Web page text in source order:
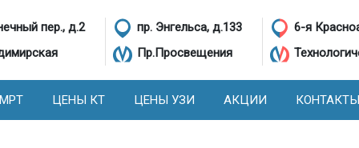
пер., д.2
пр. Энгельса, д.133
Пр.Просвещения
6-я
ЦЕНЫ КТ ЦЕНЫ УЗИ АКЦИИ КОНТАКТЫ